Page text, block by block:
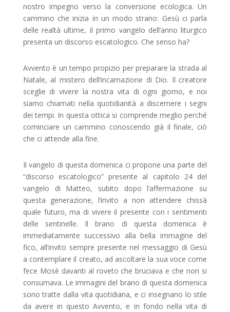
nostro impegno verso la conversione ecologica. Un
cammino che inizia in un modo strano: Gesù ci parla
delle realtà ultime, il primo vangelo dell’anno liturgico
presenta un discorso escatologico. Che senso ha?
Avvento è un tempo propizio per preparare la strada al
Natale, al mistero dell’incarnazione di Dio. Il creatore
sceglie di vivere la nostra vita di ogni giorno, e noi
siamo chiamati nella quotidianità a discernere i segni
dei tempi. In questa ottica si comprende meglio perché
cominciare un cammino conoscendo già il finale, ciò
che ci attende alla fine.
Il vangelo di questa domenica ci propone una parte del
“discorso escatologico” presente al capitolo 24 del
vangelo di Matteo, subito dopo l’affermazione su
questa generazione, l’invito a non attendere chissà
quale futuro, ma di vivere il presente con i sentimenti
delle sentinelle. Il brano di questa domenica è
immediatamente successivo alla bella immagine del
fico, all’invito sempre presente nel messaggio di Gesù
a contemplare il creato, ad ascoltare la sua voce come
fece Mosè davanti al roveto che bruciava e che non si
consumava. Le immagini del brano di questa domenica
sono tratte dalla vita quotidiana, e ci insegnano lo stile
da avere in questo Avvento, e in fondo nella vita di